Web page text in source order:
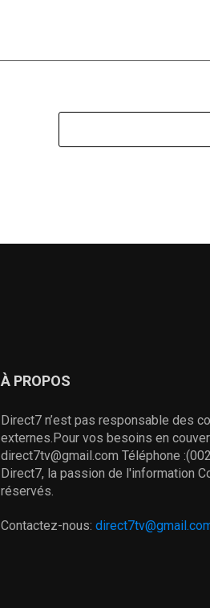
À PROPOS
Direct7 n’est pas responsable des
externes.Pour vos besoins en
direct7tv@gmail.com Téléphone
Direct7, la passion de l'information
réservés.
Contactez-nous: